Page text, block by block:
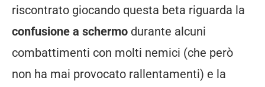
riscontrato giocando questa beta riguarda la
confusione a schermo durante alcuni
combattimenti con molti nemici (che però
non ha mai provocato rallentamenti) e la